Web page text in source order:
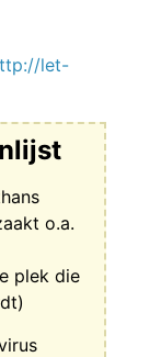
let-
o.a.
plek die